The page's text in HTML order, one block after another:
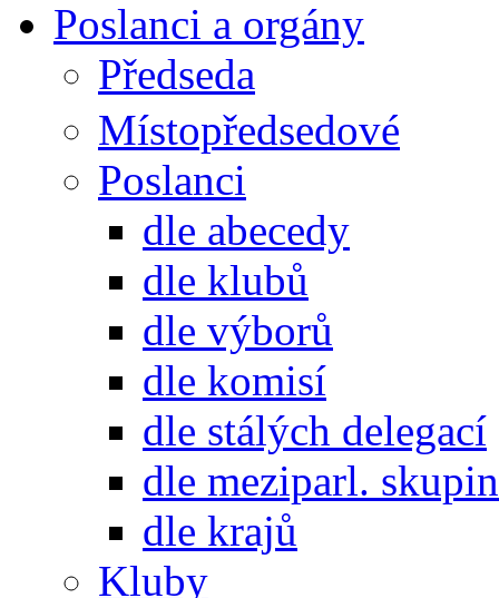
Poslanci a orgány
Předseda
Místopředsedové
Poslanci
dle abecedy
dle klubů
dle výborů
dle komisí
dle stálých delegací
dle meziparl. skupin
dle krajů
Kluby